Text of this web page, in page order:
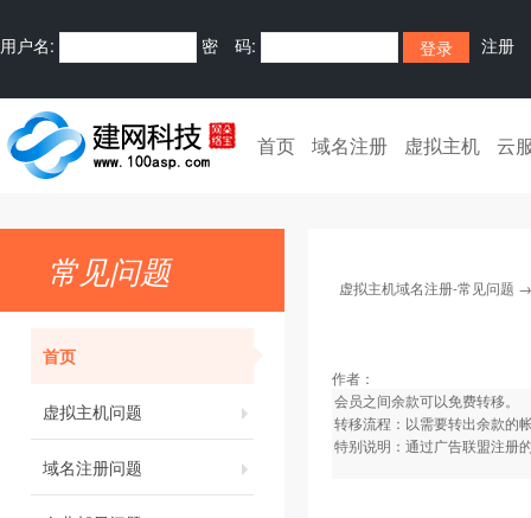
用户名: 密 码: 注册
首页 域名注册 虚拟主机 云
常见问题
首页
虚拟主机问题
域名注册问题
虚拟主机域名注册-常见问题
作者：
会员之间余款可以免费转移。
转移流程：以需要转出余款的
特别说明：通过广告联盟注册